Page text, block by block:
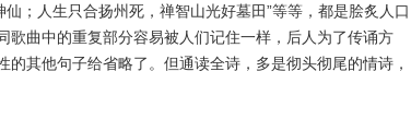
；人生只合扬州死，禅智山光好墓田”等等，都是脍炙人口
曲中的重复部分容易被人们记住一样，后人为了传诵方
其他句子给省略了。但通读全诗，多是彻头彻尾的情诗，